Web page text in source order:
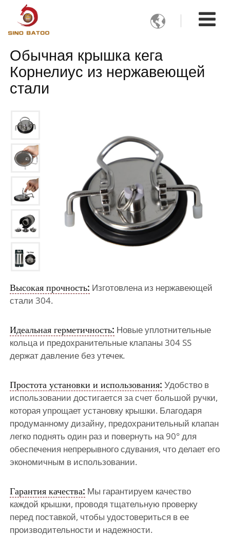

Обычная крышка кега
Корнелиус из нержавеющей
стали
Высокая прочность: Изготовлена из нержавеющей
стали 304.
Идеальная герметичность: Новые уплотнительные
кольца и предохранительные клапаны 304 SS
держат давление без утечек.
Простота установки и использования: Удобство в
использовании достигается за счет большой ручки,
которая упрощает установку крышки. Благодаря
продуманному дизайну, предохранительный клапан
легко поднять один раз и повернуть на 90° для
обеспечения непрерывного сдувания, что делает его
экономичным в использовании.
Гарантия качества: Мы гарантируем качество
каждой крышки, проводя тщательную проверку
перед поставкой, чтобы удостовериться в ее
производительности и надежности.